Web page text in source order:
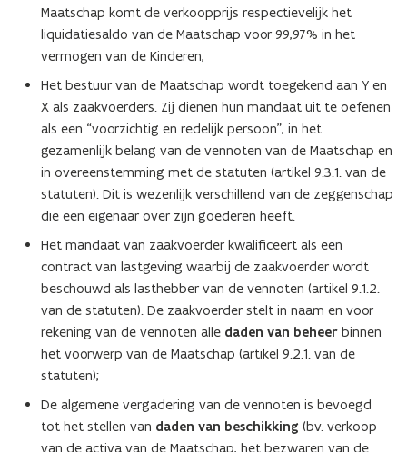
Maatschap komt de verkoopprijs respectievelijk het
liquidatiesaldo van de Maatschap voor 99,97% in het
vermogen van de Kinderen;
Het bestuur van de Maatschap wordt toegekend aan Y en
X als zaakvoerders. Zij dienen hun mandaat uit te oefenen
als een “voorzichtig en redelijk persoon”, in het
gezamenlijk belang van de vennoten van de Maatschap en
in overeenstemming met de statuten (artikel 9.3.1. van de
statuten). Dit is wezenlijk verschillend van de zeggenschap
die een eigenaar over zijn goederen heeft.
Het mandaat van zaakvoerder kwalificeert als een
contract van lastgeving waarbij de zaakvoerder wordt
beschouwd als lasthebber van de vennoten (artikel 9.1.2.
van de statuten). De zaakvoerder stelt in naam en voor
rekening van de vennoten alle daden van beheer binnen
het voorwerp van de Maatschap (artikel 9.2.1. van de
statuten);
De algemene vergadering van de vennoten is bevoegd
tot het stellen van daden van beschikking (bv. verkoop
van de activa van de Maatschap, het bezwaren van de